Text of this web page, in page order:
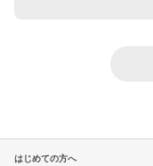
はじめての方へ